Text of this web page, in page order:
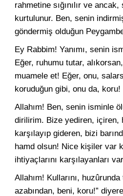
rahmetine sığınılır ve
kurtulunur. Ben, senin
göndermiş olduğun
Ey Rabbim! Yanımı, senin
Eğer, ruhumu tutar,
muamele et! Eğer, onu,
koruduğun gibi, onu da, koru!
Allahım! Ben, senin isminle
dirilirim. Bize yediren, içiren,
karşılayıp gideren, bizi
hamd olsun! Nice kişiler var
ihtiyaçlarını karşılayanları
Allahım! Kullarını, huzûrunda
azabından, beni, koru!”